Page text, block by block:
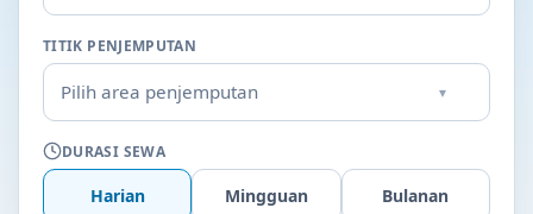
TITIK PENJEMPUTAN
Pilih area penjemputan ▾
DURASI SEWA
Harian Mingguan Bulanan